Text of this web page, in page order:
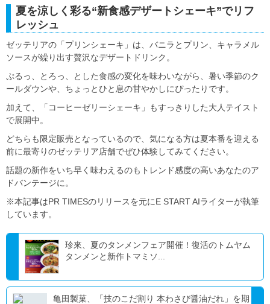
夏を涼しく彩る“新食感デザートシェーキ”でリフ
レッシュ
ゼッテリアの「プリンシェーキ」は、バニラとプリン、キャラメル
ソースが繰り出す贅沢なデザートドリンク。
ぷるっ、とろっ、とした食感の変化を味わいながら、暑い季節のク
ールダウンや、ちょっとひと息の甘やかしにぴったりです。
加えて、「コーヒーゼリーシェーキ」もすっきりした大人テイスト
で展開中。
どちらも限定販売となっているので、気になる方は夏本番を迎える
前に最寄りのゼッテリア店舗でぜひ体験してみてください。
話題の新作をいち早く味わえるのもトレンド感度の高いあなたのア
ドバンテージに。
※本記事はPR TIMESのリリースを元にE START AIライターが執筆
しています。
珍來、夏のタンメンフェア開催！復活のトムヤム
タンメンと新作トマミソ...
亀田製菓、「技のこだ割り 本わさび醤油だれ」を期